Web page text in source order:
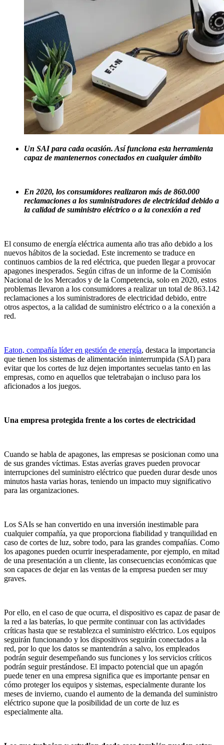
Un SAI para cada ocasión. Así funciona esta herramienta
capaz de mantenernos conectados en cualquier ámbito
En 2020, los consumidores realizaron más de 860.000
reclamaciones a los suministradores de electricidad debido a
la calidad de suministro eléctrico o a la conexión a red
El consumo de energía eléctrica aumenta año tras año debido a los
nuevos hábitos de la sociedad. Este incremento se traduce en
continuos cambios de la red eléctrica, que pueden llegar a provocar
apagones inesperados. Según cifras de un informe de la Comisión
Nacional de los Mercados y de la Competencia, solo en 2020, estos
problemas llevaron a los consumidores a realizar un total de 863.142
reclamaciones a los suministradores de electricidad debido, entre
otros aspectos, a la calidad de suministro eléctrico o a la conexión a
red.
Eaton, compañía líder en gestión de energía, destaca la importancia
que tienen los sistemas de alimentación ininterrumpida (SAI) para
evitar que los cortes de luz dejen importantes secuelas tanto en las
empresas, como en aquellos que teletrabajan o incluso para los
aficionados a los juegos.
Una empresa protegida frente a los cortes de electricidad
Cuando se habla de apagones, las empresas se posicionan como una
de sus grandes víctimas. Estas averías graves pueden provocar
interrupciones del suministro eléctrico que pueden durar desde unos
minutos hasta varias horas, teniendo un impacto muy significativo
para las organizaciones.
Los SAIs se han convertido en una inversión inestimable para
cualquier compañía, ya que proporciona fiabilidad y tranquilidad en
caso de cortes de luz, sobre todo, para las grandes compañías. Como
los apagones pueden ocurrir inesperadamente, por ejemplo, en mitad
de una presentación a un cliente, las consecuencias económicas que
son capaces de dejar en las ventas de la empresa pueden ser muy
graves.
Por ello, en el caso de que ocurra, el dispositivo es capaz de pasar de
la red a las baterías, lo que permite continuar con las actividades
críticas hasta que se restablezca el suministro eléctrico. Los equipos
seguirán funcionando y los dispositivos seguirán conectados a la
red, por lo que los datos se mantendrán a salvo, los empleados
podrán seguir desempeñando sus funciones y los servicios críticos
podrán seguir prestándose. El impacto potencial que un apagón
puede tener en una empresa significa que es importante pensar en
cómo proteger los equipos y sistemas, especialmente durante los
meses de invierno, cuando el aumento de la demanda del suministro
eléctrico supone que la posibilidad de un corte de luz es
especialmente alta.